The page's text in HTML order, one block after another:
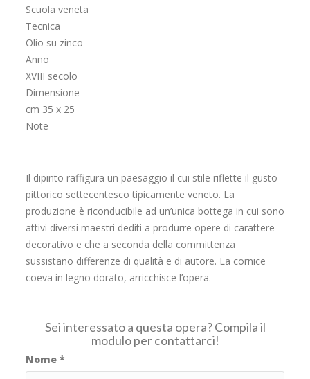
Scuola veneta
Tecnica
Olio su zinco
Anno
XVIII secolo
Dimensione
cm 35 x 25
Note
Il dipinto raffigura un paesaggio il cui stile riflette il gusto
pittorico settecentesco tipicamente veneto. La
produzione è riconducibile ad un’unica bottega in cui sono
attivi diversi maestri dediti a produrre opere di carattere
decorativo e che a seconda della committenza
sussistano differenze di qualità e di autore. La cornice
coeva in legno dorato, arricchisce l’opera.
Sei interessato a questa opera? Compila il
modulo per contattarci!
Nome *